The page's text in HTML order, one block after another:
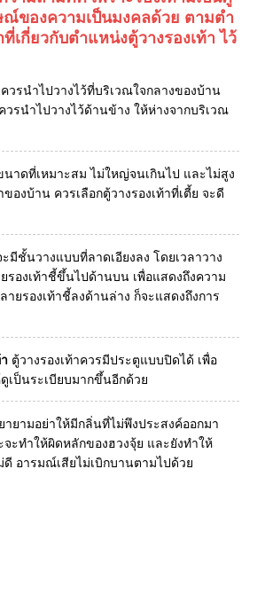
ของความเป็นมงคลด้วย ตามตำ
เกี่ยวกับตำแหน่งตู้วางรองเท้า ไว้
วรนำไปวางไว้ที่บริเวณใจกลางของบ้าน
รนำไปวางไว้ด้านข้าง ให้ห่างจากบริเวณ
นาดที่เหมาะสม ไม่ใหญ่จนเกินไป และไม่สูง
องบ้าน ควรเลือกตู้วางรองเท้าที่เตี้ย จะดี
มีชั้นวางแบบที่ลาดเอียงลง โดยเวลาวาง
รองเท้าชี้ขึ้นไปด้านบน เพื่อแสดงถึงความ
ยรองเท้าชี้ลงด้านล่าง ก็จะแสดงถึงการ
ตู้วางรองเท้าควรมีประตูแบบปิดได้ เพื่อ
เป็นระเบียบมากขึ้นอีกด้วย
ายามอย่าให้มีกลิ่นที่ไม่พึงประสงค์ออกมา
จะทำให้ผิดหลักของฮวงจุ้ย และยังทำให้
อารมณ์เสียไม่เบิกบานตามไปด้วย